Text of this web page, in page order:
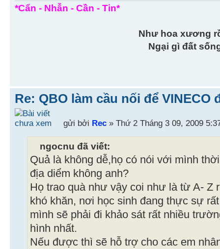
*Cẩn - Nhẫn - Cần - Tin*
Như hoa xương
Ngại gì đất
Re: QBO làm cầu nối để VINECO
gửi bởi Rec » Thứ 2 Tháng 3 09, 2009
ngocnu đã viết:
Quả là không dễ,họ có nói với mình
địa diểm không anh?
Họ trao quà như vậy coi như là từ A- Z
khó khăn, nơi học sinh đang thực sự
mình sẽ phải đi khảo sát rất nhiều
hình nhất.
Nếu được thì sẽ hỗ trợ cho các em